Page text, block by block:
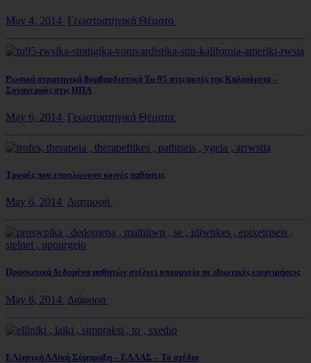
May 4, 2014 Γεωστρατηγικά Θέματα
Ρωσικά στρατηγικά βομβαρδιστικά Tu-95 στις ακτές της Καλιφόρνια –
Συναγερμός στις ΗΠΑ
May 6, 2014 Γεωστρατηγικά Θέματα
Τροφές που επουλώνουν κοινές παθήσεις
May 6, 2014 Διατροφή
Προσωπικά δεδομένα μαθητών στέλνει υπουργείο σε ιδιωτικές επιχειρήσεις
May 6, 2014 Διάφορα
ΕΛληνική ΛΑϊκή Σύμπραξη – ΕΛΛΑΣ – Το σχέδιο